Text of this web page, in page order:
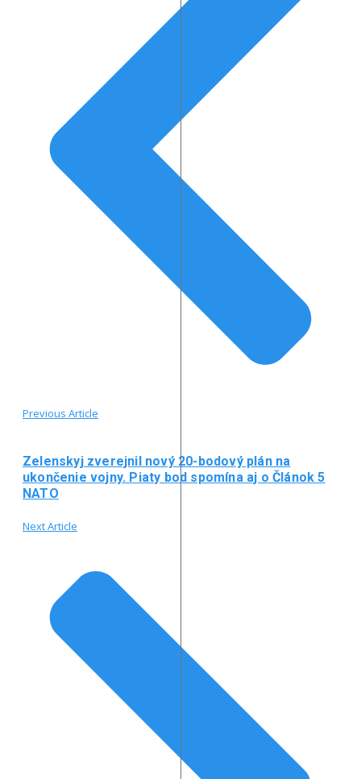
Previous Article
Zelenskyj zverejnil nový 20-bodový plán na
ukončenie vojny. Piaty bod spomína aj o Článok 5
NATO
Next Article